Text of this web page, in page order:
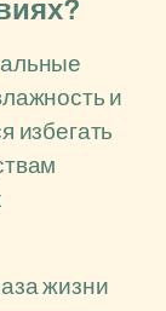
и
избегать
жизни